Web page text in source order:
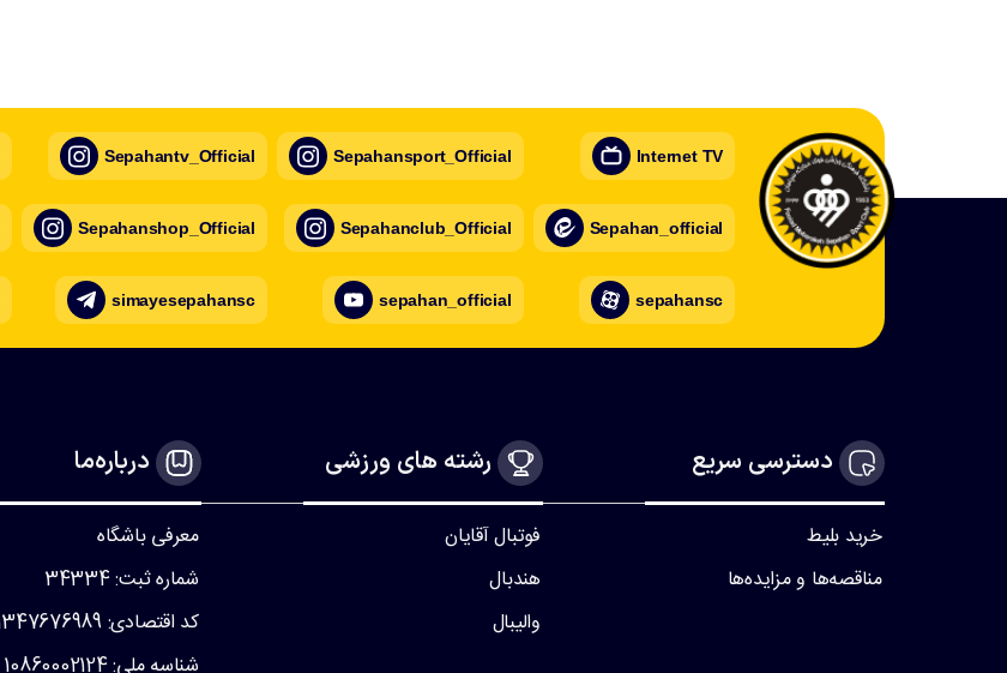
Sepahantv_Official
Sepahanshop_Official
simayesepahansc
Sepahansport_Official
Sepahanclub_Official
sepahan_official
Internet TV
Sepahan_official
sepahansc
دسترسی سریع
خرید بلیط
مناقصه‌ها و مزایده‌ها
رشته های ورزشی
فوتبال آقایان
هندبال
والیبال
درباره‌ما
معرفی باشگاه
شماره ثبت: 34334
کد اقتصادی: 411347676989
شناسه ملی: 10860002124